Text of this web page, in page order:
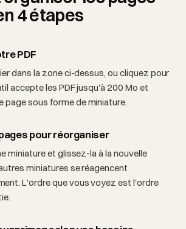
4 étapes
PDF
dans la zone ci-dessus, ou cliquez pour
accepte les PDF jusqu'à 200 Mo et
page sous forme de miniature.
pour réorganiser
miniature et glissez-la à la nouvelle
miniatures se réagencent
L'ordre que vous voyez est l'ordre